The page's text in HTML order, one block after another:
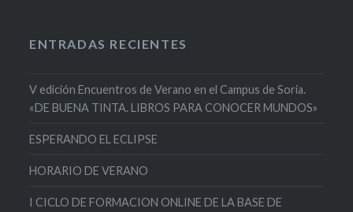
ENTRADAS RECIENTES
V edición Encuentros de Verano en el Campus de Soria.
«DE BUENA TINTA. LIBROS PARA CONOCER MUNDOS»
ESPERANDO EL ECLIPSE
HORARIO DE VERANO
I CICLO DE FORMACION ONLINE DE LA BASE DE